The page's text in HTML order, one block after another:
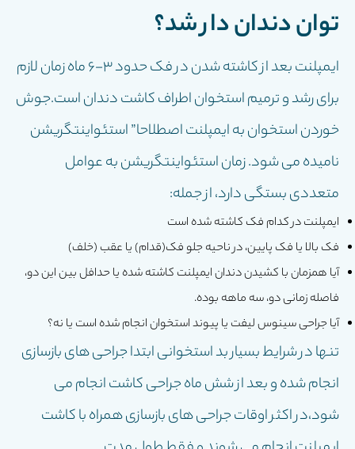
توان دندان دار شد؟
ایمپلنت بعد از کاشته شدن در فک حدود ٣-۶ ماه زمان لازم
براى رشد و ترمیم استخوان اطراف کاشت دندان است.جوش
خوردن استخوان به ایمپلنت اصطلاحا” استئواینتگریشن
نامیده می شود. زمان استئواینتگریشن به عوامل
متعددی بستگی دارد، از جمله:
ایمپلنت در کدام فک کاشته شده است
فک بالا یا فک پایین، در ناحیه جلو فک(قدام) یا عقب (خلف)
آیا همزمان با کشیدن دندان ایمپلنت کاشته شده یا حدافل بین این دو،
فاصله زمانی دو، سه ماهه بوده.
آیا جراحی سینوس لیفت یا پیوند استخوان انجام شده است یا نه؟
تنها در شرایط بسیار بد استخوانی ابتدا جراحی های بازسازی
انجام شده و بعد از شش ماه جراحی کاشت انجام می
شود،در اکثر اوقات جراحی های بازسازی همراه با کاشت